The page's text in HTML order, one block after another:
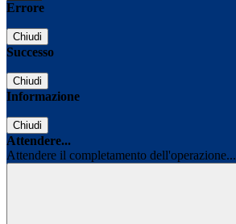
Errore
Chiudi
Successo
Chiudi
Informazione
Chiudi
Attendere...
Attendere il completamento dell'operazione...